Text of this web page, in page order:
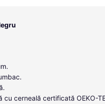
cerneală certificată OEKO-